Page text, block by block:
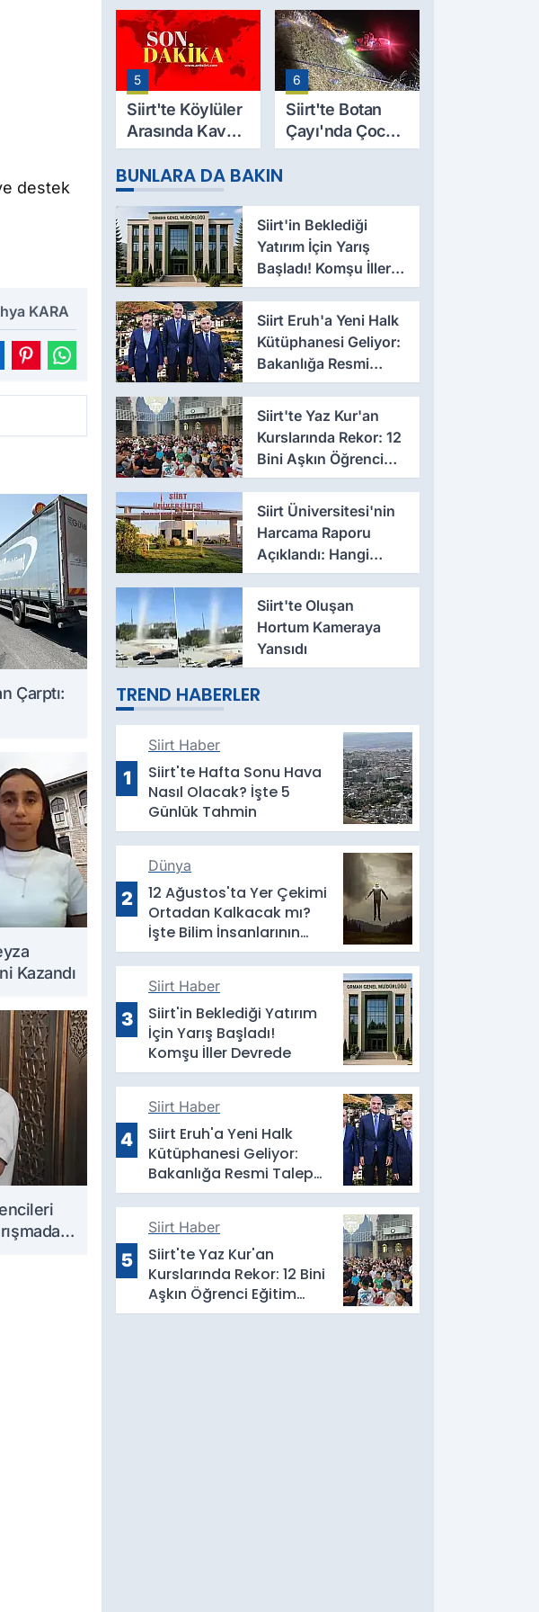
destek
KARA
Çarptı:
Kazandı
39 Yaşındaki
Mesut Yıldız
Hayatını
Kaybetti
Evinde Ölü
Bulundu
5
Siirt'te Köylüler
Arasında Kavga:
2 Yaralı, Birinin
Durumu Ağır
6
Siirt'te Botan
Çayı'nda Çocuk
Cesedi Bulundu
BUNLARA DA BAKIN
Siirt'in Beklediği
Yatırım İçin Yarış
Başladı! Komşu İller
Devrede
Siirt Eruh'a Yeni Halk
Kütüphanesi Geliyor:
Bakanlığa Resmi
Talep İletildi
Siirt'te Yaz Kur'an
Kurslarında Rekor: 12
Bini Aşkın Öğrenci
Eğitim Alıyor
Siirt Üniversitesi'nin
Harcama Raporu
Açıklandı: Hangi
Fakülte Ne Kadar
Harcadı Belli Oldu
Siirt'te Oluşan
Hortum Kameraya
Yansıdı
TREND HABERLER
1
Siirt Haber
Siirt'te Hafta Sonu Hava
Nasıl Olacak? İşte 5
Günlük Tahmin
2
Dünya
12 Ağustos'ta Yer Çekimi
Ortadan Kalkacak mı?
İşte Bilim İnsanlarının
Yanıtı
3
Siirt Haber
Siirt'in Beklediği Yatırım
İçin Yarış Başladı!
Komşu İller Devrede
4
Siirt Haber
Siirt Eruh'a Yeni Halk
Kütüphanesi Geliyor:
Bakanlığa Resmi Talep
İletildi
5
Siirt Haber
Siirt'te Yaz Kur'an
Kurslarında Rekor: 12 Bini
Aşkın Öğrenci Eğitim
Alıyor